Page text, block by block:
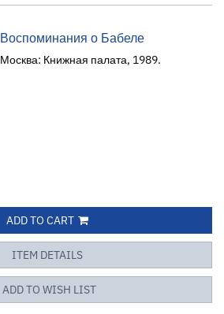
Воспоминания о Бабеле
Москва: Книжная палата, 1989.
ADD TO CART
ITEM DETAILS
ADD TO WISH LIST